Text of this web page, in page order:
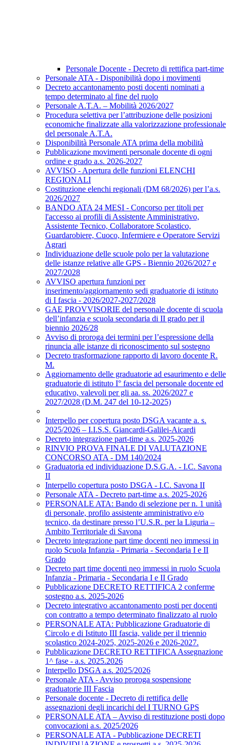
Personale Docente - Decreto di rettifica part-time
Personale ATA - Disponibilità dopo i movimenti
Decreto accantonamento posti docenti nominati a
tempo determinato al fine del ruolo
Personale A.T.A. – Mobilità 2026/2027
Procedura selettiva per l’attribuzione delle posizioni
economiche finalizzate alla valorizzazione professionale
del personale A.T.A.
Disponibilità Personale ATA prima della mobilità
Pubblicazione movimenti personale docente di ogni
ordine e grado a.s. 2026-2027
AVVISO - Apertura delle funzioni ELENCHI
REGIONALI
Costituzione elenchi regionali (DM 68/2026) per l’a.s.
2026/2027
BANDO ATA 24 MESI - Concorso per titoli per
l'accesso ai profili di Assistente Amministrativo,
Assistente Tecnico, Collaboratore Scolastico,
Guardarobiere, Cuoco, Infermiere e Operatore Servizi
Agrari
Individuazione delle scuole polo per la valutazione
delle istanze relative alle GPS - Biennio 2026/2027 e
2027/2028
AVVISO apertura funzioni per
inserimento/aggiornamento sedi graduatorie di istituto
di I fascia - 2026/2027-2027/2028
GAE PROVVISORIE del personale docente di scuola
dell’infanzia e scuola secondaria di II grado per il
biennio 2026/28
Avviso di proroga dei termini per l’espressione della
rinuncia alle istanze di riconoscimento sul sostegno
Decreto trasformazione rapporto di lavoro docente R.
M.
Aggiornamento delle graduatorie ad esaurimento e delle
graduatorie di istituto I° fascia del personale docente ed
educativo, valevoli per gli aa. ss. 2026/2027 e
2027/2028 (D.M. 247 del 10-12-2025)
Interpello per copertura posto DSGA vacante a. s.
2025/2026 – I.I.S.S. Giancardi-Galilei-Aicardi
Decreto integrazione part-time a.s. 2025-2026
RINVIO PROVA FINALE DI VALUTAZIONE
CONCORSO ATA - DM 140/2024
Graduatoria ed individuazione D.S.G.A. - I.C. Savona
II
Interpello copertura posto DSGA - I.C. Savona II
Personale ATA - Decreto part-time a.s. 2025-2026
PERSONALE ATA: Bando di selezione per n. 1 unità
di personale, profilo assistente amministrativo e/o
tecnico, da destinare presso l’U.S.R. per la Liguria –
Ambito Territoriale di Savona
Decreto integrazione part time docenti neo immessi in
ruolo Scuola Infanzia - Primaria - Secondaria I e II
Grado
Decreto part time docenti neo immessi in ruolo Scuola
Infanzia - Primaria - Secondaria I e II Grado
Pubblicazione DECRETO RETTIFICA 2 conferme
sostegno a.s. 2025-2026
Decreto integrativo accantonamento posti per docenti
con contratto a tempo determinato finalizzato al ruolo
PERSONALE ATA: Pubblicazione Graduatorie di
Circolo e di Istituto III fascia, valide per il triennio
scolastico 2024-2025, 2025-2026 e 2026-2027.
Pubblicazione DECRETO RETTIFICA Assegnazione
1^ fase - a.s. 2025.2026
Interpello DSGA a.s. 2025/2026
Personale ATA - Avviso proroga sospensione
graduatorie III Fascia
Personale docente - Decreto di rettifica delle
assegnazioni degli incarichi del I TURNO GPS
PERSONALE ATA – Avviso di restituzione posti dopo
convocazioni a.s. 2025/2026
PERSONALE ATA - Pubblicazione DECRETI